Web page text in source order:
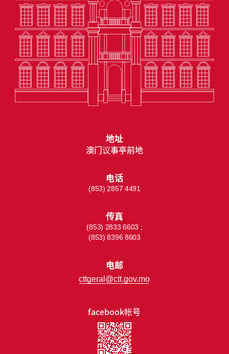
facebook帐号
地址
澳门议事亭前地
电话
(853) 2857 4491
传真
(853) 2833 6603 ;
(853) 8396 8603
电邮
cttgeral@ctt.gov.mo